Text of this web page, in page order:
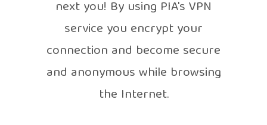
next you! By using PIA's VPN
service you encrypt your
connection and become secure
and anonymous while browsing
the Internet.